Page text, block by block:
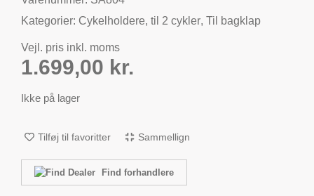
Kategorier: Cykelholdere, til 2 cykler, Til bagklap
Vejl. pris inkl. moms
1.699,00 kr.
Ikke på lager
Tilføj til favoritter Sammellign
Find forhandlere